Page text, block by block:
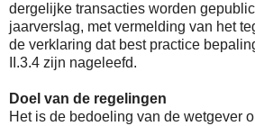
dergelijke transacties worden
jaarverslag, metvermelding van het
de verklaring dat best practice
II.3.4 zijn nageleefd.
Doel van de regelingen
Het is de bedoeling van de wetgever